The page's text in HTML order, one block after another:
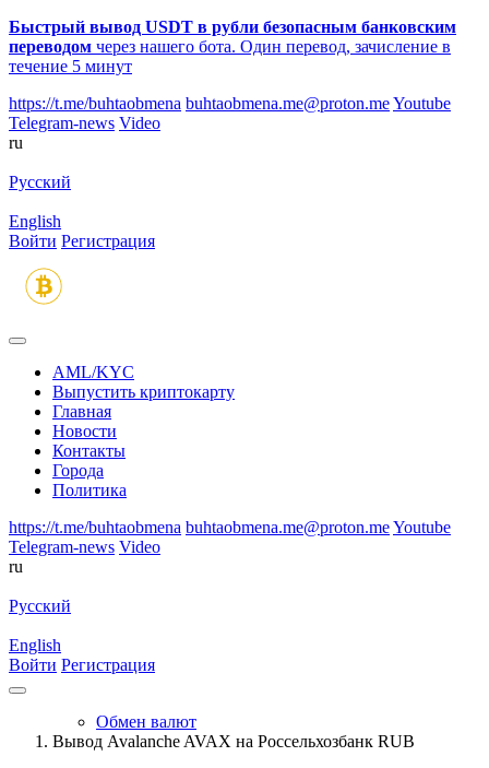
Быстрый вывод USDT в рубли безопасным банковским
переводом через нашего бота. Один перевод, зачисление в
течение 5 минут
https://t.me/buhtaobmena buhtaobmena.me@proton.meYoutube
Telegram-news Video
ru
Русский
English
Войти Регистрация
AML/KYC
Выпустить криптокарту
Главная
Новости
Контакты
Города
Политика
https://t.me/buhtaobmena buhtaobmena.me@proton.meYoutube
Telegram-news Video
ru
Русский
English
Войти Регистрация
Обмен валют
Вывод Avalanche AVAX на Россельхозбанк RUB